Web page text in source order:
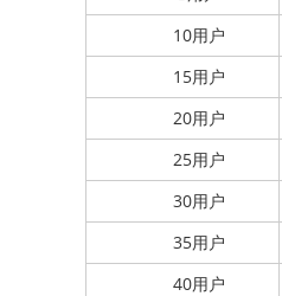
10用户
15用户
20用户
25用户
30用户
35用户
40用户